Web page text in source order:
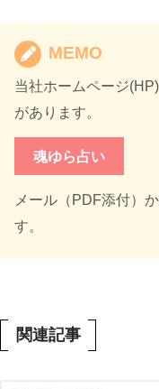
MEMO
当社ホームページ
があります。
魂ゆら占い
メール（PDF添付）
す。
関連記事